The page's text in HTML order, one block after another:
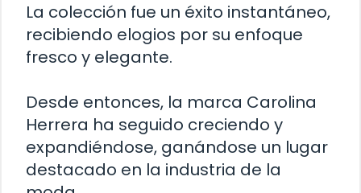
La colección fue un éxito instantáneo,
recibiendo elogios por su enfoque
fresco y elegante.
Desde entonces, la marca Carolina
Herrera ha seguido creciendo y
expandiéndose, ganándose un lugar
destacado en la industria de la